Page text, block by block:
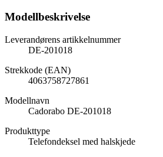
Modellbeskrivelse
Leverandørens artikkelnummer
DE-201018
Strekkode (EAN)
4063758727861
Modellnavn
Cadorabo DE-201018
Produkttype
Telefondeksel med halskjede